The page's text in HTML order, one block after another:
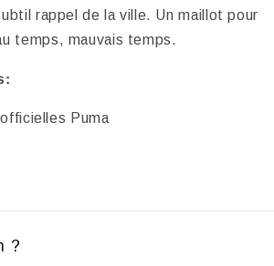
rappel de la ville. Un maillot pour
temps, mauvais temps.
Puma
?